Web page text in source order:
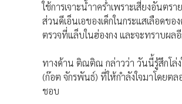
ใช้การเจาะน้ำาคร่ำเพราะเสี่ยงอันต
ส่วนดีเอ็นเอของเด็กในกระแสเลือดข
ตรวจที่แล็บในฮ่องกง และจะทราบผ
ทางด้าน ติณติณ กล่าวว่า วันนี้รู้สึกโ
(ก๊อต จักรพันธ์) ที่ให้กําลังใจมาโดยต
ชอบ